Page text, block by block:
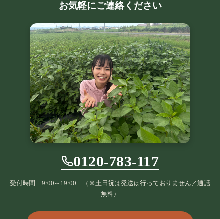
お気軽にご連絡ください
0120-783-117
受付時間 9:00～19:00 （※土日祝は発送は行っておりません／通話
無料）